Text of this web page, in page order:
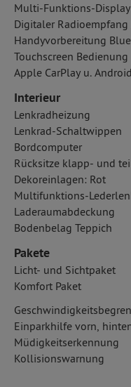
Multi-Funktions-Display
Digitaler Radioempfang
Handyvorbereitung
Touchscreen Bedienung
Apple CarPlay u.
Interieur
Lenkradheizung
Lenkrad-Schaltwippen
Bordcomputer
Rücksitze klapp- und
Dekoreinlagen: Rot
Multifunktions-
Laderaumabdeckung
Bodenbelag Teppich
Pakete
Licht- und Sichtpaket
Komfort Paket
Einparkhilfe vorn,
Müdigkeitserkennung
Kollisionswarnung